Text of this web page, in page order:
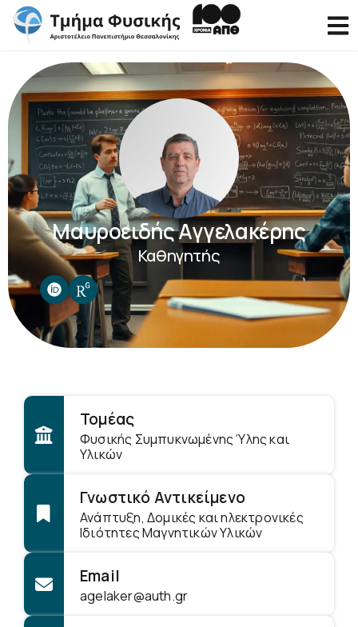
Μαυροειδής Αγγελακέρης
Καθηγητής
Τομέας
Φυσικής Συμπυκνωμένης Ύλης και
Υλικών
Γνωστικό Αντικείμενο
Ανάπτυξη, Δομικές και ηλεκτρονικές
Ιδιότητες Μαγνητικών Υλικών
Email
agelaker@auth.gr